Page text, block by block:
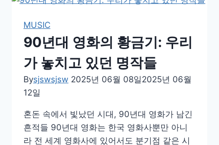
서
시
절
우
리
사
랑
한
MUSIC
90년대 영화의 황금기: 우리
가 놓치고 있던 명작들
Bysjswsjsw 2025년 06월 08일2025년 06월
12일
혼돈 속에서 빛났던 시대, 90년대 영화가 남긴
흔적들 90년대 영화는 한국 영화사뿐만 아니
라 전 세계 영화사에 있어서도 분기점 같은 시